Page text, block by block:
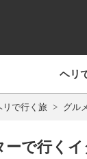
ヘリ
リで行く旅 グル
ーで行く